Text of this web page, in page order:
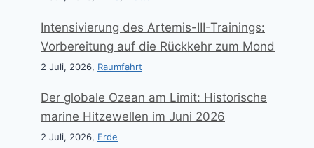
Intensivierung des Artemis-III-Trainings:
Vorbereitung auf die Rückkehr zum Mond
2 Juli, 2026, Raumfahrt
Der globale Ozean am Limit: Historische
marine Hitzewellen im Juni 2026
2 Juli, 2026, Erde